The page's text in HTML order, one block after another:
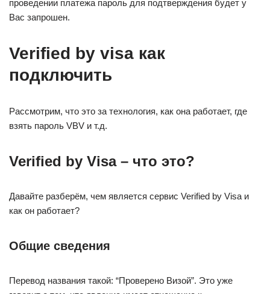
проведении платежа пароль для подтверждения будет у
Вас запрошен.
Verified by visa как
подключить
Рассмотрим, что это за технология, как она работает, где
взять пароль VBV и т.д.
Verified by Visa – что это?
Давайте разберём, чем является сервис Verified by Visa и
как он работает?
Общие сведения
Перевод названия такой: “Проверено Визой”. Это уже